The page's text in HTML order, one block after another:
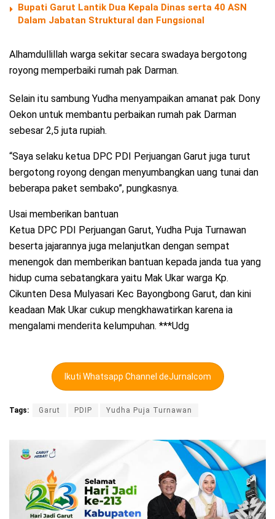
Bupati Garut Lantik Dua Kepala Dinas serta 40 ASN
Dalam Jabatan Struktural dan Fungsional
Alhamdullillah warga sekitar secara swadaya bergotong
royong memperbaiki rumah pak Darman.
Selain itu sambung Yudha menyampaikan amanat pak Dony
Oekon untuk membantu perbaikan rumah pak Darman
sebesar 2,5 juta rupiah.
“Saya selaku ketua DPC PDI Perjuangan Garut juga turut
bergotong royong dengan menyumbangkan uang tunai dan
beberapa paket sembako”, pungkasnya.
Usai memberikan bantuan
Ketua DPC PDI Perjuangan Garut, Yudha Puja Turnawan
beserta jajarannya juga melanjutkan dengan sempat
menengok dan memberikan bantuan kepada janda tua yang
hidup cuma sebatangkara yaitu Mak Ukar warga Kp.
Cikunten Desa Mulyasari Kec Bayongbong Garut, dan kini
keadaan Mak Ukar cukup mengkhawatirkan karena ia
mengalami menderita kelumpuhan. ***Udg
Ikuti Whatsapp Channel deJurnalcom
Tags: Garut PDIP Yudha Puja Turnawan